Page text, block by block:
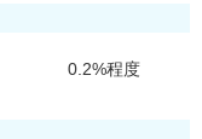
0.2%程度